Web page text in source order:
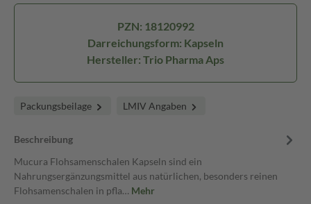
PZN: 18120992
Darreichungsform: Kapseln
Hersteller: Trio Pharma Aps
Packungsbeilage LMIV Angaben
Beschreibung
Mucura Flohsamenschalen Kapseln sind ein
Nahrungsergänzungsmittel aus natürlichen, besonders reinen
Flohsamenschalen in pfla… Mehr